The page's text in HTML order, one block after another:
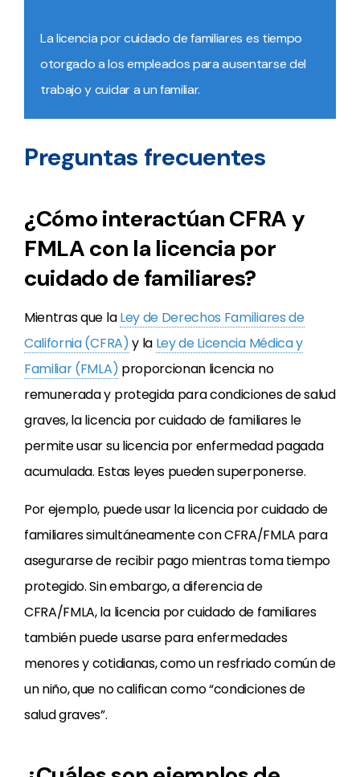
La licencia por cuidado de familiares es tiempo
otorgado a los empleados para ausentarse del
trabajo y cuidar a un familiar.
Preguntas frecuentes
¿Cómo interactúan CFRA y
FMLA con la licencia por
cuidado de familiares?
Mientras que laLey de Derechos Familiares de
California (CFRA)y la Ley de Licencia Médica y
Familiar (FMLA) proporcionan licencia no
remunerada y protegida para condiciones de salud
graves, la licencia por cuidado de familiares le
permite usar su licencia por enfermedad pagada
acumulada. Estas leyes pueden superponerse.
Por ejemplo, puede usar la licencia por cuidado de
familiares simultáneamente con CFRA/FMLA para
asegurarse de recibir pago mientras toma tiempo
protegido. Sin embargo, a diferencia de
CFRA/FMLA, la licencia por cuidado de familiares
también puede usarse para enfermedades
menores y cotidianas, como un resfriado común de
un niño, que no califican como “condiciones de
salud graves”.